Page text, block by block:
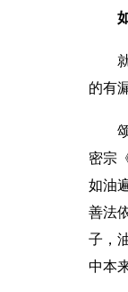
的有
密宗
如油
善法
子，
中本